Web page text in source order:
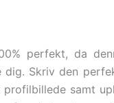
perfekt, da
Skriv den
samt